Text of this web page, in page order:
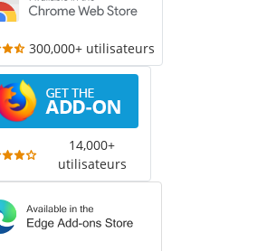
300,000+ utilisateurs
14,000+
utilisateurs